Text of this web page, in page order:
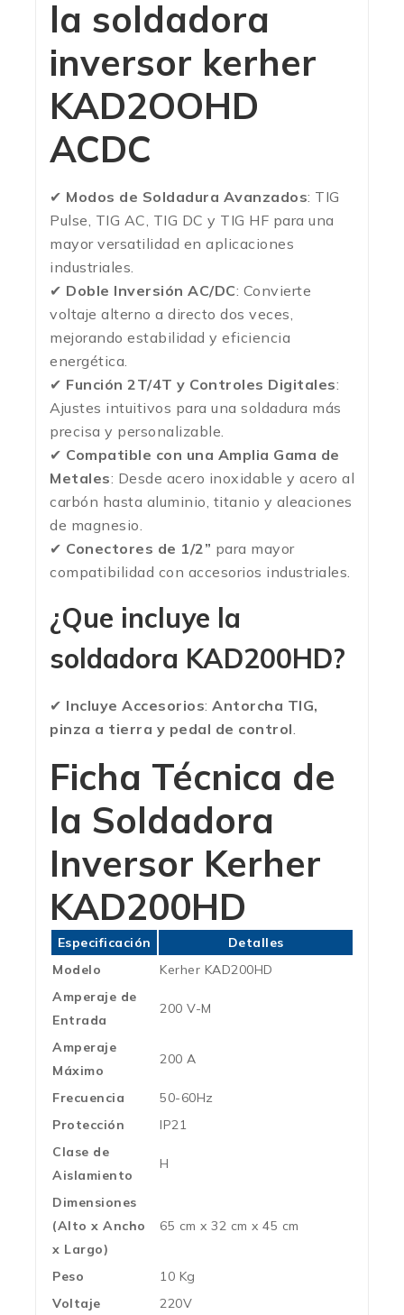
la soldadora
inversor kerher
KAD2OOHD
ACDC
✔ Modos de Soldadura Avanzados: TIG
Pulse, TIG AC, TIG DC y TIG HF para una
mayor versatilidad en aplicaciones
industriales.
✔ Doble Inversión AC/DC: Convierte
voltaje alterno a directo dos veces,
mejorando estabilidad y eficiencia
energética.
✔ Función 2T/4T y Controles Digitales:
Ajustes intuitivos para una soldadura más
precisa y personalizable.
✔ Compatible con una Amplia Gama de
Metales: Desde acero inoxidable y acero al
carbón hasta aluminio, titanio y aleaciones
de magnesio.
✔ Conectores de 1/2” para mayor
compatibilidad con accesorios industriales.
¿Que incluye la
soldadora KAD200HD?
✔ Incluye Accesorios: Antorcha TIG,
pinza a tierra y pedal de control
Ficha Técnica de
la Soldadora
Inversor Kerher
KAD200HD
Especificación
Detalles
Modelo
Kerher KAD200HD
Amperaje de
Entrada
200 V-M
Amperaje
Máximo
200 A
Frecuencia
50-60Hz
Protección
IP21
Clase de
Aislamiento
H
Dimensiones
(Alto x Ancho
x Largo)
65 cm x 32 cm x 45 cm
Peso
10 Kg
Voltaje
220V